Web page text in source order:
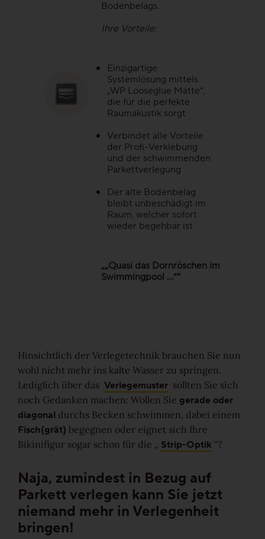
Bodenbelags.
Ihre Vorteile:
Einzigartige
Systemlösung mittels
„WP Looseglue Matte“,
die für die perfekte
Raumakustik sorgt
Verbindet alle Vorteile
der Profi-Verklebung
und der schwimmenden
Parkettverlegung
Der alte Bodenbelag
bleibt unbeschädigt im
Raum, welcher sofort
wieder begehbar ist
„„Quasi das Dornröschen im
Swimmingpool …““
Hinsichtlich der Verlegetechnik brauchen Sie nun
wohl nicht mehr ins kalte Wasser zu springen.
Lediglich über das Verlegemuster sollten Sie sich
noch Gedanken machen: Wollen Sie gerade oder
diagonal durchs Becken schwimmen, dabei einem
Fisch(grät) begegnen oder eignet sich Ihre
Bikinifigur sogar schon für die „ Strip-Optik “?
Naja, zumindest in Bezug auf
Parkett verlegen kann Sie jetzt
niemand mehr in Verlegenheit
bringen!